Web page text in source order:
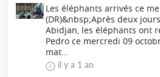
Les éléphants arrivés ce
(DR)&nbsp;Après deux
Abidjan, les éléphants ont
Pedro ce mercredi 09
mat...
il y a 1 an